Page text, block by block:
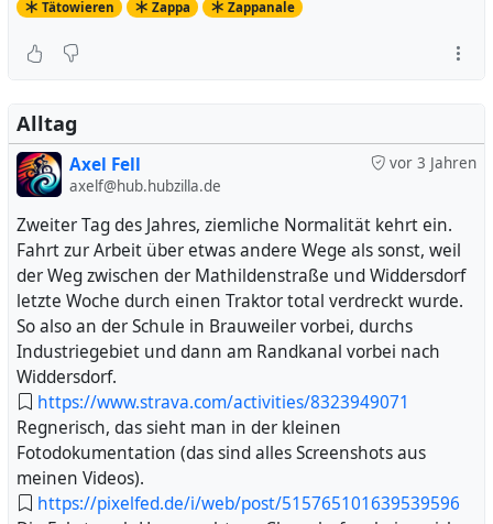
Bin schon total gespannt auf Freitag...
Tätowieren
Zappa Zappanale
Alltag
vor 3 Jahren
Axel Fell
axelf@hub.hubzilla.de
Zweiter Tag des Jahres, ziemliche Normalität kehrt ein.
Fahrt zur Arbeit über etwas andere Wege als sonst, weil
der Weg zwischen der Mathildenstraße und Widdersdorf
letzte Woche durch einen Traktor total verdreckt wurde.
So also an der Schule in Brauweiler vorbei, durchs
Industriegebiet und dann am Randkanal vorbei nach
Widdersdorf.
https://www.strava.com/activities/8323949071
Regnerisch, das sieht man in der kleinen
Fotodokumentation (das sind alles Screenshots aus
meinen Videos).
https://pixelfed.de/i/web/post/515765101639539596